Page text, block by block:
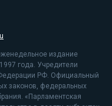
издание
года. Учредители
РФ. Официальный
законов, федеральных
«Парламентская